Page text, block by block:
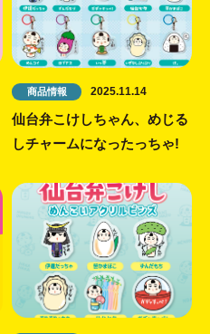
商品情報 2025.11.14
仙台弁こけしちゃん、めじる
しチャームになったっちゃ!